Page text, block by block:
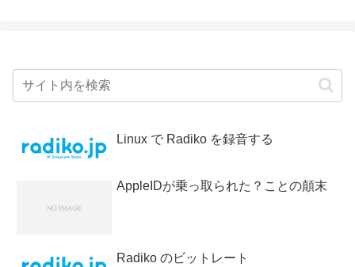
Linux で Radiko を録音する
AppleIDが乗っ取られた？ことの顛末
Radiko のビットレート